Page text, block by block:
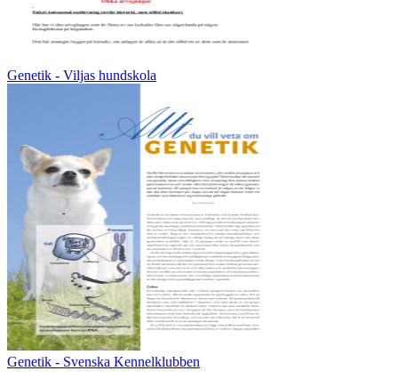
Genetik - Viljas hundskola
Genetik - Svenska Kennelklubben